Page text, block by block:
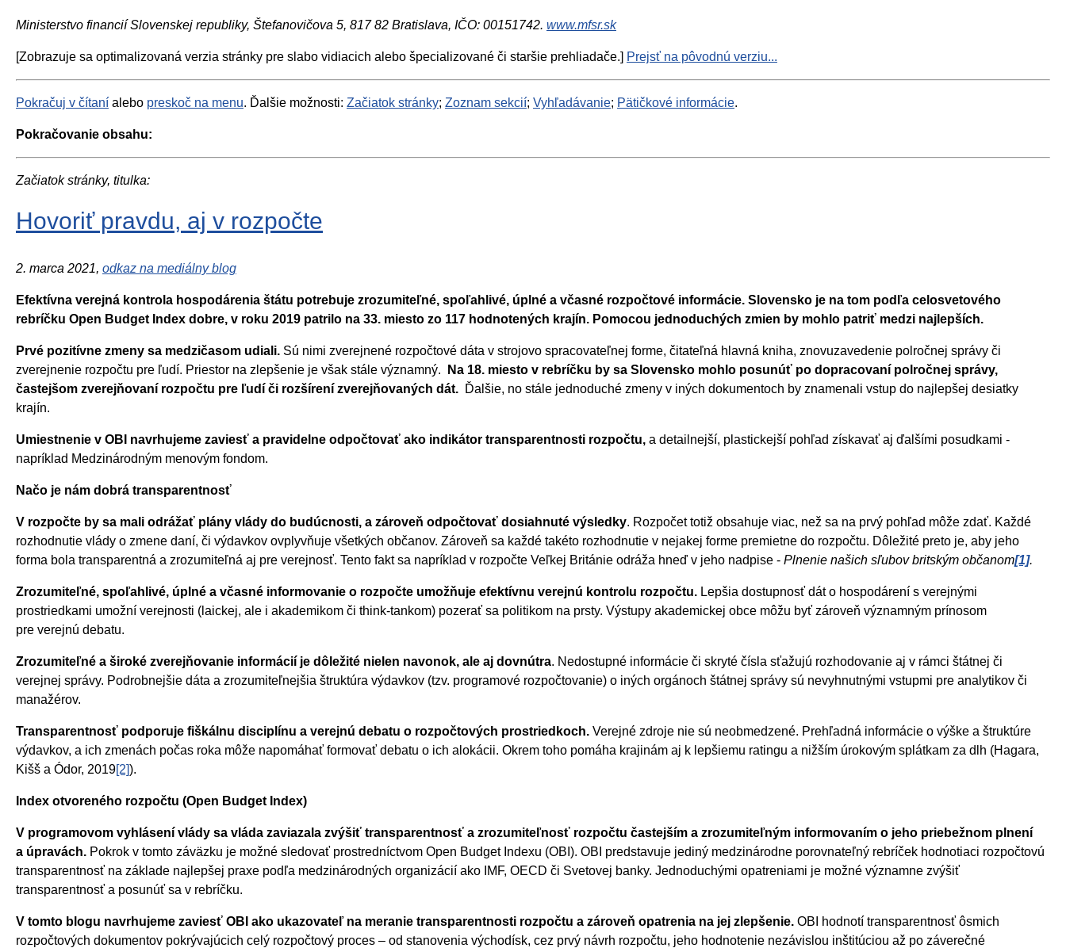
Ministerstvo financií Slovenskej republiky, Štefanovičova 5, 817 82 Bratislava, IČO: 00151742. www.mfsr.sk
[Zobrazuje sa optimalizovaná verzia stránky pre slabo vidiacich alebo špecializované či staršie prehliadače.] Prejsť na pôvodnú verziu...
Pokračuj v čítaní alebo preskoč na menu. Ďalšie možnosti: Začiatok stránky; Zoznam sekcií; Vyhľadávanie; Pätičkové informácie.
Pokračovanie obsahu:
Začiatok stránky, titulka:
Hovoriť pravdu, aj v rozpočte
2. marca 2021, odkaz na mediálny blog
Efektívna verejná kontrola hospodárenia štátu potrebuje zrozumiteľné, spoľahlivé, úplné a včasné rozpočtové informácie. Slovensko je na tom podľa celosvetového
rebríčku Open Budget Index dobre, v roku 2019 patrilo na 33. miesto zo 117 hodnotených krajín. Pomocou jednoduchých zmien by mohlo patriť medzi najlepších.
Prvé pozitívne zmeny sa medzičasom udiali. Sú nimi zverejnené rozpočtové dáta v strojovo spracovateľnej forme, čitateľná hlavná kniha, znovuzavedenie polročnej správy či
zverejnenie rozpočtu pre ľudí. Priestor na zlepšenie je však stále významný.
Na 18. miesto v rebríčku by sa Slovensko mohlo posunúť po dopracovaní polročnej správy,
častejšom zverejňovaní rozpočtu pre ľudí či rozšírení zverejňovaných dát. Ďalšie, no stále jednoduché zmeny v iných dokumentoch by znamenali vstup do najlepšej desiatky
krajín.
Umiestnenie v OBI navrhujeme zaviesť a pravidelne odpočtovať ako indikátor transparentnosti rozpočtu, a detailnejší, plastickejší pohľad získavať aj ďalšími posudkami -
napríklad Medzinárodným menovým fondom.
Načo je nám dobrá transparentnosť
V rozpočte by sa mali odrážať plány vlády do budúcnosti, a zároveň odpočtovať dosiahnuté výsledky. Rozpočet totiž obsahuje viac, než sa na prvý pohľad môže zdať. Každé
rozhodnutie vlády o zmene daní, či výdavkov ovplyvňuje všetkých občanov. Zároveň sa každé takéto rozhodnutie v nejakej forme premietne do rozpočtu. Dôležité preto je, aby jeho
forma bola transparentná a zrozumiteľná aj pre verejnosť. Tento fakt sa napríklad v rozpočte Veľkej Británie odráža hneď v jeho nadpise - Plnenie našich sľubov britským občanom[1].
Zrozumiteľné, spoľahlivé, úplné a včasné informovanie o rozpočte umožňuje efektívnu verejnú kontrolu rozpočtu. Lepšia dostupnosť dát o hospodárení s verejnými
prostriedkami umožní verejnosti (laickej, ale i akademikom či think-tankom) pozerať sa politikom na prsty. Výstupy akademickej obce môžu byť zároveň významným prínosom
pre verejnú debatu.
Zrozumiteľné a široké zverejňovanie informácií je dôležité nielen navonok, ale aj dovnútra. Nedostupné informácie či skryté čísla sťažujú rozhodovanie aj v rámci štátnej či
verejnej správy. Podrobnejšie dáta a zrozumiteľnejšia štruktúra výdavkov (tzv. programové rozpočtovanie) o iných orgánoch štátnej správy sú nevyhnutnými vstupmi pre analytikov či
manažérov.
Transparentnosť podporuje fiškálnu disciplínu a verejnú debatu o rozpočtových prostriedkoch. Verejné zdroje nie sú neobmedzené. Prehľadná informácie o výške a štruktúre
výdavkov, a ich zmenách počas roka môže napomáhať formovať debatu o ich alokácii. Okrem toho pomáha krajinám aj k lepšiemu ratingu a nižším úrokovým splátkam za dlh (Hagara,
Kišš a Ódor, 2019[2]).
Index otvoreného rozpočtu (Open Budget Index)
V programovom vyhlásení vlády sa vláda zaviazala zvýšiť transparentnosť a zrozumiteľnosť rozpočtu častejším a zrozumiteľným informovaním o jeho priebežnom plnení
a úpravách. Pokrok v tomto záväzku je možné sledovať prostredníctvom Open Budget Indexu (OBI). OBI predstavuje jediný medzinárodne porovnateľný rebríček hodnotiaci rozpočtovú
transparentnosť na základe najlepšej praxe podľa medzinárodných organizácií ako IMF, OECD či Svetovej banky. Jednoduchými opatreniami je možné významne zvýšiť
transparentnosť a posunúť sa v rebríčku.
V tomto blogu navrhujeme zaviesť OBI ako ukazovateľ na meranie transparentnosti rozpočtu a zároveň opatrenia na jej zlepšenie. OBI hodnotí transparentnosť ôsmich
rozpočtových dokumentov pokrývajúcich celý rozpočtový proces – od stanovenia východísk, cez prvý návrh rozpočtu, jeho hodnotenie nezávislou inštitúciou až po záverečné